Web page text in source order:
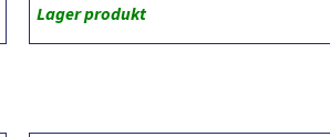
Lager produkt